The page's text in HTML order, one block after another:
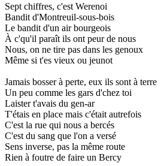
Sept chiffres, c'est Werenoi
Bandit d'Montreuil-sous-bois
Le bandit d'un air bourgeois
À c'qu'il paraît ils ont peur de nous
Nous, on ne tire pas dans les genoux
Même si t'es vieux ou jeunot
Jamais bosser à perte, eux ils sont à terre
Un peu comme les gars d'chez toi
Laister t'avais du gen-ar
T'étais en place mais c'était autrefois
C'est la rue qui nous a bercés
C'est du sang que l'on a versé
Sens inverse, pas la même route
Rien à foutre de faire un Bercy